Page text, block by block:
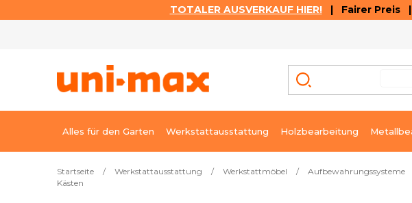
TOTALER AUSVERKAUF HIER!| Fairer Preis |
Alles für den Garten Werkstattausstattung Holzbearbeitung
Startseite / Werkstattausstattung / Werkstattmöbel / Aufbewahrungssysteme
Kästen